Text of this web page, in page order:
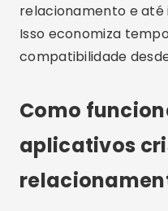
relacionamento e até
Isso economiza
compatibilidade
Como
aplicativos